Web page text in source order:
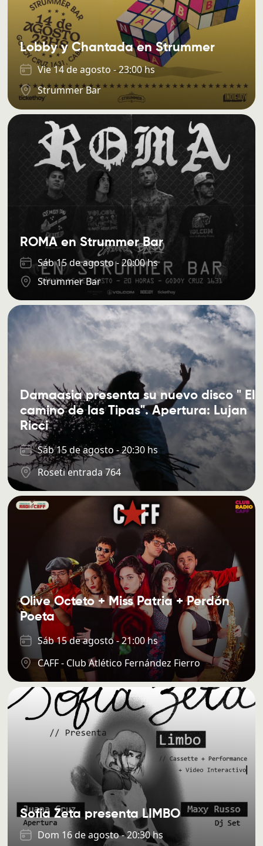
Lobby y Chantada en Strummer
Vie 14 de agosto - 23:00 hs
Strummer Bar
ROMA en Strummer Bar
Sáb 15 de agosto - 20:00 hs
Strummer Bar
Damaasia presenta su nuevo disco " El
camino de las Tipas". Apertura: Lujan
Ricci
Sáb 15 de agosto - 20:30 hs
Roseti entrada 764
Olive Octeto + Miss Patria + Perdón
Poeta
Sáb 15 de agosto - 21:00 hs
CAFF - Club Atlético Fernández Fierro
Sofía Zeta presenta LIMBO
Dom 16 de agosto - 20:30 hs